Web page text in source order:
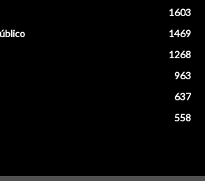
1603
1469
1268
963
637
558